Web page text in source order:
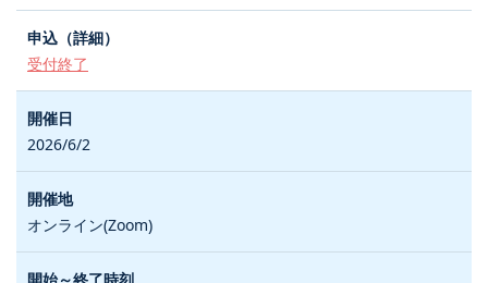
受付終了
2026/6/2
オンライン(Zoom)